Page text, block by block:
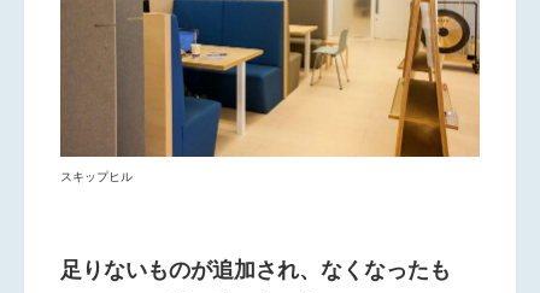
スキップヒル
足りないものが追加され、なくなったも